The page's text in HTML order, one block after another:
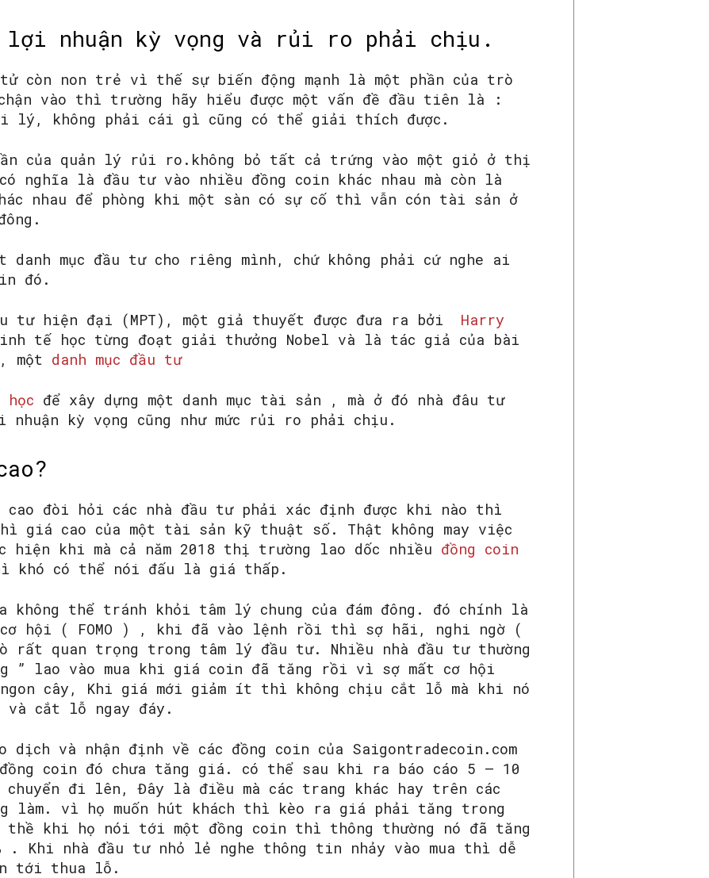
lợi nhuận kỳ vọng và rủi ro phải chịu.
còn non trẻ vì thế sự biến động mạnh là một phần của trò
vào thì trường hãy hiểu được một vấn đề đầu tiên là :
lý, không phải cái gì cũng có thể giải thích được.
của quản lý rủi ro.không bỏ tất cả trứng vào một giỏ ở thị
nghĩa là đầu tư vào nhiều đồng coin khác nhau mà còn là
nhau để phòng khi một sàn có sự cố thì vẫn cón tài sản ở
danh mục đầu tư cho riêng mình, chứ không phải cứ nghe ai
đó.
tư hiện đại (MPT), một giả thuyết được đưa ra bởi Harry
tế học từng đoạt giải thưởng Nobel và là tác giả của bài
một danh mục đầu tư
học để xây dựng một danh mục tài sản , mà ở đó nhà đâu tư
nhuận kỳ vọng cũng như mức rủi ro phải chịu.
cao đòi hỏi các nhà đầu tư phải xác định được khi nào thì
giá cao của một tài sản kỹ thuật số. Thật không may việc
hiện khi mà cả năm 2018 thị trường lao dốc nhiều đồng coin
có thể nói đấu là giá thấp.
không thể tránh khỏi tâm lý chung của đám đông. đó chính là
hội ( FOMO ) , khi đã vào lệnh rồi thì sợ hãi, nghi ngờ (
rất quan trọng trong tâm lý đầu tư. Nhiều nhà đầu tư thường
” lao vào mua khi giá coin đã tăng rồi vì sợ mất cơ hội
cây, Khi giá mới giảm ít thì không chịu cắt lỗ mà khi nó
và cắt lỗ ngay đáy.
dịch và nhận định về các đồng coin của Saigontradecoin.com
coin đó chưa tăng giá. có thể sau khi ra báo cáo 5 – 10
chuyển đi lên, Đây là điều mà các trang khác hay trên các
làm. vì họ muốn hút khách thì kèo ra giá phải tăng trong
khi họ nói tới một đồng coin thì thông thường nó đã tăng
. Khi nhà đầu tư nhỏ lẻ nghe thông tin nhảy vào mua thì dễ
tới thua lỗ.